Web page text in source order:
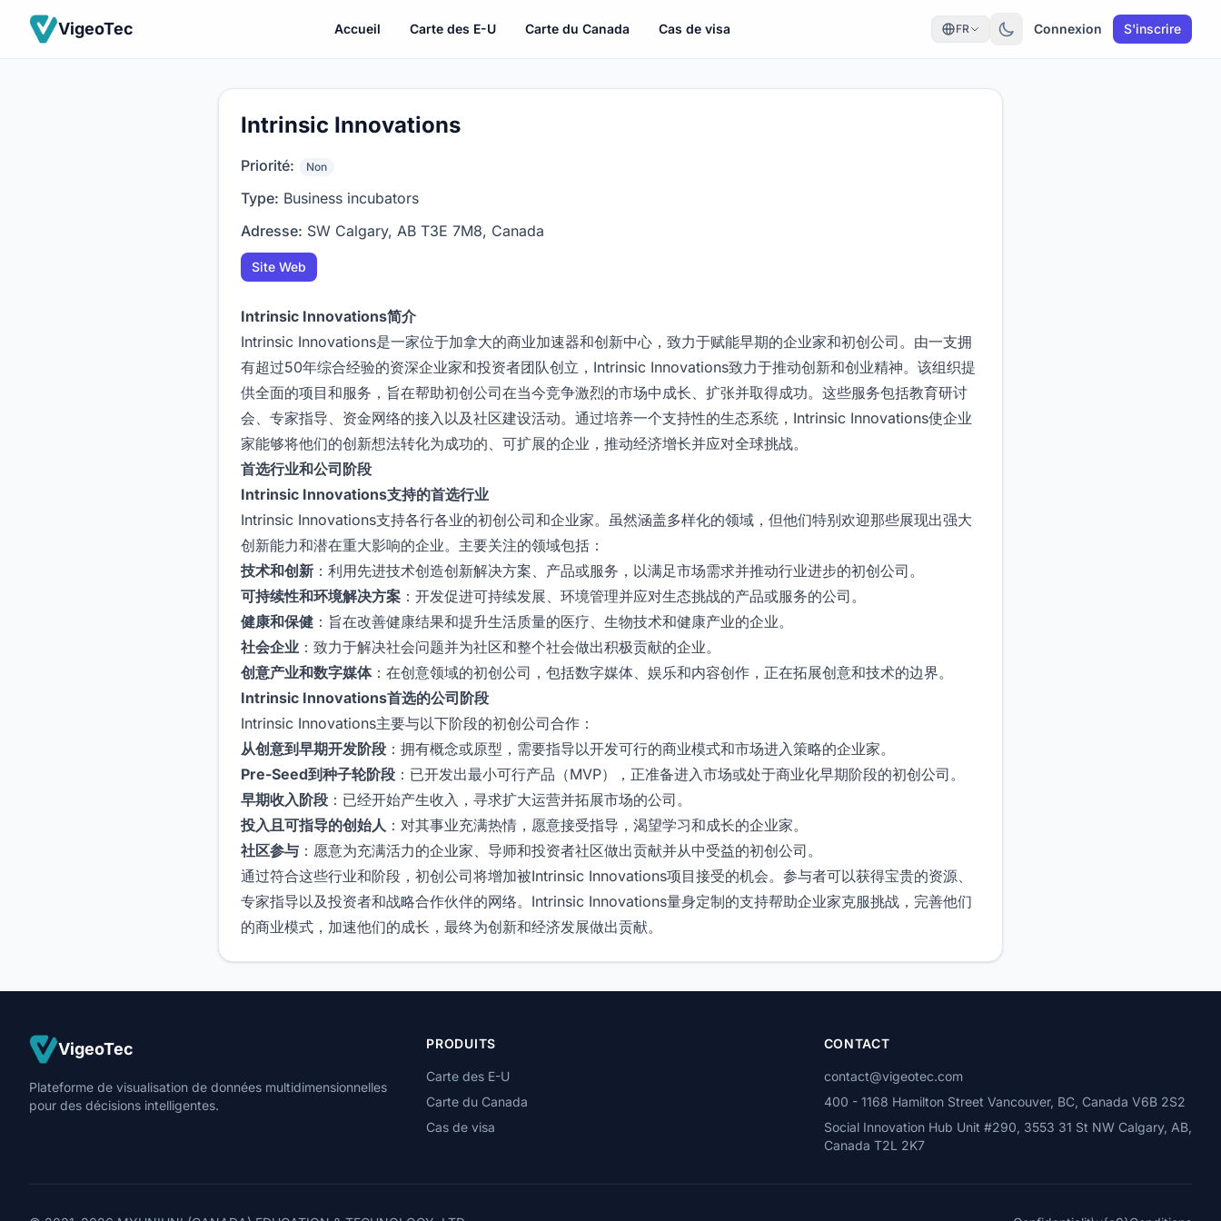
VigeoTec Accueil Carte des E-U Carte du Canada Cas de visa FR Connexion S'inscrire
Intrinsic Innovations
Priorité: Non
Type: Business incubators
Adresse: SW Calgary, AB T3E 7M8, Canada
Site Web
Intrinsic Innovations简介
Intrinsic Innovations是一家位于加拿大的商业加速器和创新中心，致力于赋能早期的企业家和初创公司。由一支拥
有超过50年综合经验的资深企业家和投资者团队创立，Intrinsic Innovations致力于推动创新和创业精神。该组织提
供全面的项目和服务，旨在帮助初创公司在当今竞争激烈的市场中成长、扩张并取得成功。这些服务包括教育研讨
会、专家指导、资金网络的接入以及社区建设活动。通过培养一个支持性的生态系统，Intrinsic Innovations使企业
家能够将他们的创新想法转化为成功的、可扩展的企业，推动经济增长并应对全球挑战。
首选行业和公司阶段
Intrinsic Innovations支持的首选行业
Intrinsic Innovations支持各行各业的初创公司和企业家。虽然涵盖多样化的领域，但他们特别欢迎那些展现出强大
创新能力和潜在重大影响的企业。主要关注的领域包括：
技术和创新 ：利用先进技术创造创新解决方案、产品或服务，以满足市场需求并推动行业进步的初创公司。
可持续性和环境解决方案 ：开发促进可持续发展、环境管理并应对生态挑战的产品或服务的公司。
健康和保健 ：旨在改善健康结果和提升生活质量的医疗、生物技术和健康产业的企业。
社会企业 ：致力于解决社会问题并为社区和整个社会做出积极贡献的企业。
创意产业和数字媒体：在创意领域的初创公司，包括数字媒体、娱乐和内容创作，正在拓展创意和技术的边界。
Intrinsic Innovations首选的公司阶段
Intrinsic Innovations主要与以下阶段的初创公司合作：
从创意到早期开发阶段 ：拥有概念或原型，需要指导以开发可行的商业模式和市场进入策略的企业家。
Pre-Seed到种子轮阶段 ：已开发出最小可行产品（MVP），正准备进入市场或处于商业化早期阶段的初创公司。
早期收入阶段 ：已经开始产生收入，寻求扩大运营并拓展市场的公司。
投入且可指导的创始人 ：对其事业充满热情，愿意接受指导，渴望学习和成长的企业家。
社区参与 ：愿意为充满活力的企业家、导师和投资者社区做出贡献并从中受益的初创公司。
通过符合这些行业和阶段，初创公司将增加被Intrinsic Innovations项目接受的机会。参与者可以获得宝贵的资源、
专家指导以及投资者和战略合作伙伴的网络。Intrinsic Innovations量身定制的支持帮助企业家克服挑战，完善他们
的商业模式，加速他们的成长，最终为创新和经济发展做出贡献。
VigeoTec
Plateforme de visualisation de données multidimensionnelles
pour des décisions intelligentes.
PRODUITS
Carte des E-U
Carte du Canada
Cas de visa
CONTACT
contact@vigeotec.com
400 - 1168 Hamilton Street Vancouver, BC, Canada V6B 2S2
Social Innovation Hub Unit #290, 3553 31 St NW Calgary, AB,
Canada T2L 2K7